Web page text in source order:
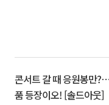
콘서트 갈 때 응원봉만
품 등장이오! [솔드아웃]